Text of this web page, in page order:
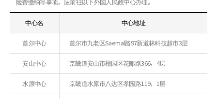
险费缴纳等事项，应前往以下外国人民政中心办理。
中心名 中心地址
首尔中心 首尔市九老区Saemal路97新道林科技超市3层
安山中心 京畿道安山市檀园区花郞路366，4层
水原中心 京畿道水原市八达区孝园路119，1层